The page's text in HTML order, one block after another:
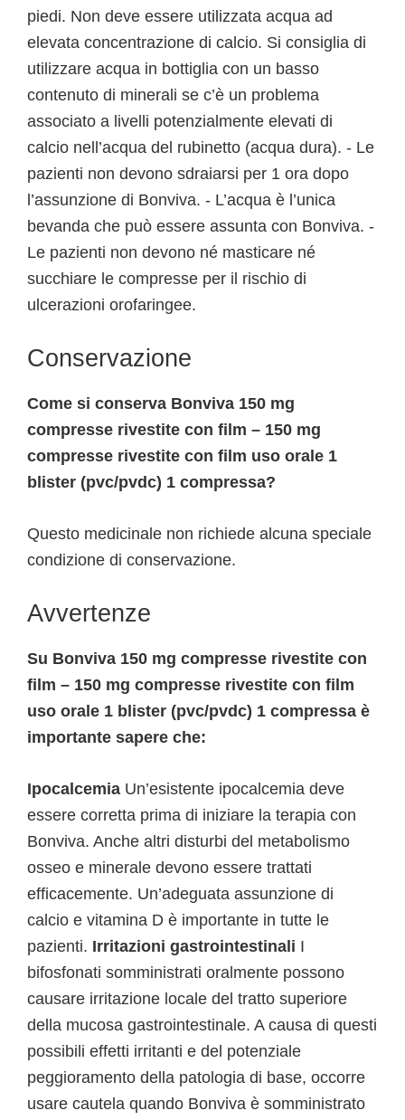
piedi. Non deve essere utilizzata acqua ad
elevata concentrazione di calcio. Si consiglia di
utilizzare acqua in bottiglia con un basso
contenuto di minerali se c’è un problema
associato a livelli potenzialmente elevati di
calcio nell’acqua del rubinetto (acqua dura). - Le
pazienti non devono sdraiarsi per 1 ora dopo
l’assunzione di Bonviva. - L’acqua è l’unica
bevanda che può essere assunta con Bonviva. -
Le pazienti non devono né masticare né
succhiare le compresse per il rischio di
ulcerazioni orofaringee.
Conservazione
Come si conserva Bonviva 150 mg
compresse rivestite con film – 150 mg
compresse rivestite con film uso orale 1
blister (pvc/pvdc) 1 compressa?
Questo medicinale non richiede alcuna speciale
condizione di conservazione.
Avvertenze
Su Bonviva 150 mg compresse rivestite con
film – 150 mg compresse rivestite con film
uso orale 1 blister (pvc/pvdc) 1 compressa è
importante sapere che:
Ipocalcemia Un’esistente ipocalcemia deve
essere corretta prima di iniziare la terapia con
Bonviva. Anche altri disturbi del metabolismo
osseo e minerale devono essere trattati
efficacemente. Un’adeguata assunzione di
calcio e vitamina D è importante in tutte le
pazienti. Irritazioni gastrointestinali I
bifosfonati somministrati oralmente possono
causare irritazione locale del tratto superiore
della mucosa gastrointestinale. A causa di questi
possibili effetti irritanti e del potenziale
peggioramento della patologia di base, occorre
usare cautela quando Bonviva è somministrato